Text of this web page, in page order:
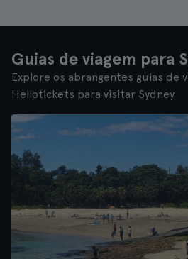
Guias de viagem para
Explore os abrangentes guias de
Hellotickets para visitar Sydney